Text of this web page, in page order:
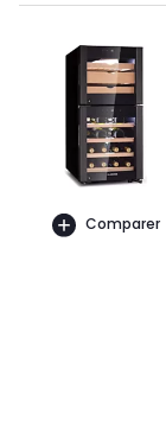
Comparer